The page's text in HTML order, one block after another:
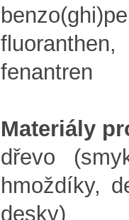
fenantren
Materiály
dřevo
hmoždíky,
desky)